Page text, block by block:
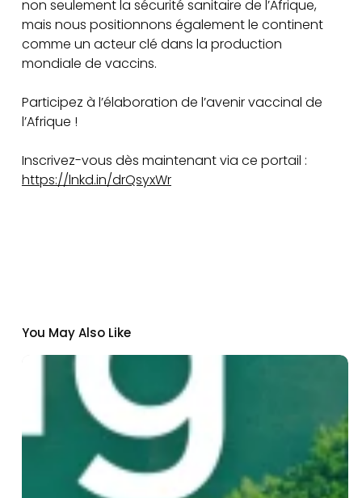
non seulement la sécurité sanitaire de l’Afrique,
mais nous positionnons également le continent
comme un acteur clé dans la production
mondiale de vaccins.
Participez à l’élaboration de l’avenir vaccinal de
l’Afrique !
Inscrivez-vous dès maintenant via ce portail :
https://lnkd.in/drQsyxWr
You May Also Like
rejoint